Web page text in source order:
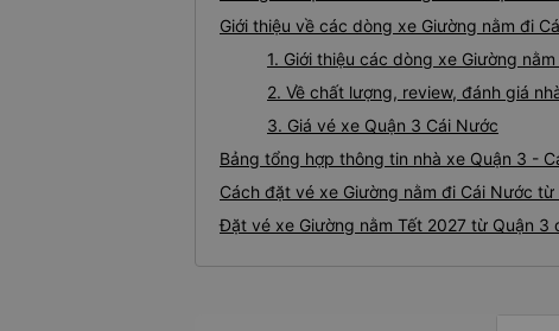
Giới thiệu về các dòng xe Giường nằm đi
1. Giới thiệu các dòng xe Giường
2. Về chất lượng, review, đánh giá
3. Giá vé xe Quận 3 Cái Nước
Bảng tổng hợp thông tin nhà xe Quận 3 -
Cách đặt vé xe Giường nằm đi Cái Nước
Đặt vé xe Giường nằm Tết 2027 từ Quận 3